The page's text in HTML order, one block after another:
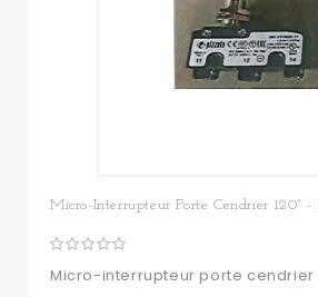
Micro-Interrupteur Porte Cendrier 120° -
Micro-interrupteur porte cendrier